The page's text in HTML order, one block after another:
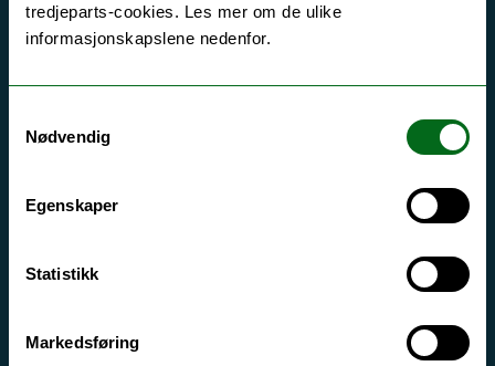
tredjeparts-cookies. Les mer om de ulike
informasjonskapslene nedenfor.
Nødvendig
Egenskaper
Statistikk
Markedsføring
Si ifra!
Driftsmeldinger
Personvern ved UiT
Sikkerhet, beredskap og personvern
Tilgjengelighetserklæring
For media